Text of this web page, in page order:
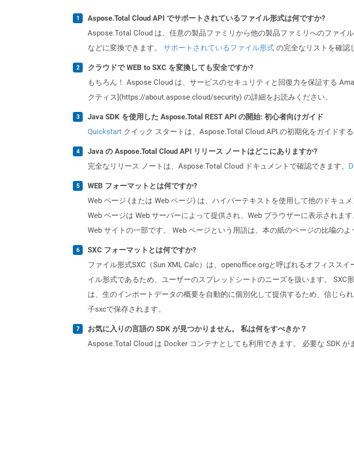
Aspose.Total Cloud API でサポートされているファイル形式は何ですか?
Aspose.Total Cloud は、任意の製品ファミリから他の製品ファミリへのファイ
などに変換できます。 サポートされているファイル形式 の完全なリストを確認
クラウドで WEB to SXC を変換しても安全ですか?
もちろん！ Aspose Cloud は、サービスのセキュリティと回復力を保証する
クティス](https://about.aspose.cloud/security) の詳細をお読みください。
Java SDK を使用した Aspose.Total REST API の開始: 初心者向けガイド
Quickstart クイック スタートは、Aspose.Total Cloud API の初期化をガイドす
Java の Aspose.Total Cloud API リリース ノートはどこにありますか?
完全なリリース ノートは、Aspose.Total Cloud ドキュメントで確認できます。
WEB フォーマットとは何ですか?
Web ページ (または Web ページ) は、ハイパーテキストを使用して他のドキュ
Web ページは Web サーバーによって提供され、Web ブラウザーに表示されま
Web サイトの一部です。 Web ページという用語は、本の紙のページの比喩のよ
SXC フォーマットとは何ですか?
ファイル形式SXC（Sun XML Calc）は、openoffice.orgと呼ばれるオフィスス
イル形式であるため、ユーザーのスプレッドシートのニーズを扱います。
は、生のインポートデータの概要を自動的に個別化して提供するため、信じら
子sxcで保存されます。
お気に入りの言語の SDK が見つかりません。 私は何をすべきか？
Aspose.Total Cloud は Docker コンテナとしても利用できます。 必要な SDK が